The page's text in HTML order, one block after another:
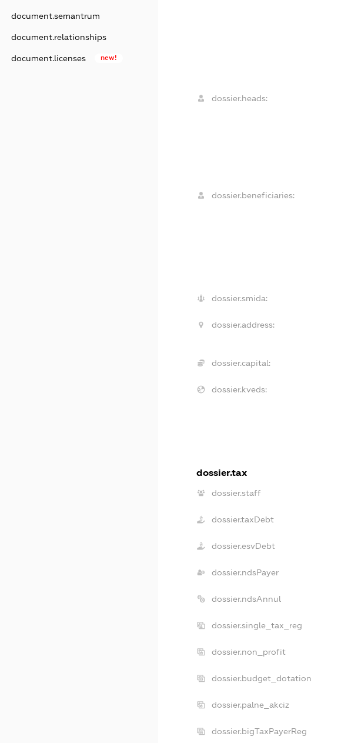
document.semantrum
document.relationships
document.licenses new!
dossier.heads:
dossier.beneficiaries:
dossier.smida:
dossier.address:
dossier.capital:
dossier.kveds:
dossier.tax
dossier.staff
dossier.taxDebt
dossier.esvDebt
dossier.ndsPayer
dossier.ndsAnnul
dossier.single_tax_reg
dossier.non_profit
dossier.budget_dotation
dossier.palne_akciz
dossier.bigTaxPayerReg